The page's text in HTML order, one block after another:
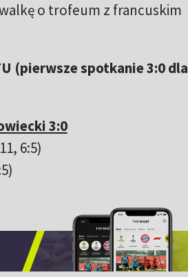
o trofeum z francuskim
(pierwsze spotkanie 3:0 dla
3:0
6:5)